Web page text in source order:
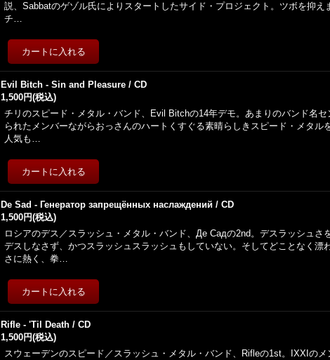
説、Sabbatのゲゾル氏によりスタートしたサイド・プロジェクト。ツボを抑え
チ…
Evil Bitch - Sin and Pleasure / CD
1,500円(税込)
チリのスピード・メタル・バンド、Evil Bitchの14年デモ。あまりのバンド名
られたメンバーながらおっさんのハートくすぐる素晴らしきスピード・メタル
人気も…
De Sad - Генератор запрещённых наслаждений / CD
1,500円(税込)
ロシアのデス／スラッシュ・メタル・バンド、Де Садの2nd。デスラッシュさ
デスしなさず、かつスラッシュスラッシュもしていない。そしてどことなく漂
さに熱く、拳…
Rifle - 'Til Death / CD
1,500円(税込)
スウェーデンのスピード／スラッシュ・メタル・バンド、Rifleの1st。IXXIの